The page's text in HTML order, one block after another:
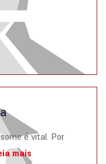
é vital. Por
mais